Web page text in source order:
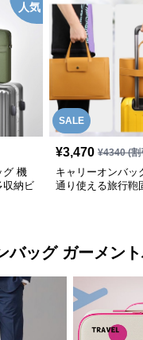
人気
グ 機
収納ビ
SALE
¥3,470 ¥4340(割
キャリーオンバッ
通り使える旅行鞄
バッグ ガーメン